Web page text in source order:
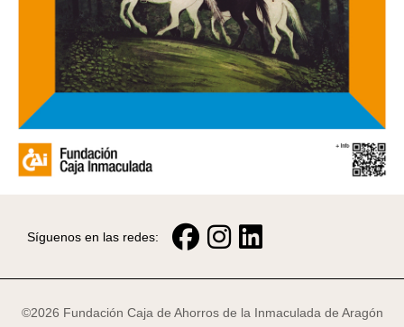
Síguenos en las redes:
©2026 Fundación Caja de Ahorros de la Inmaculada de Aragón